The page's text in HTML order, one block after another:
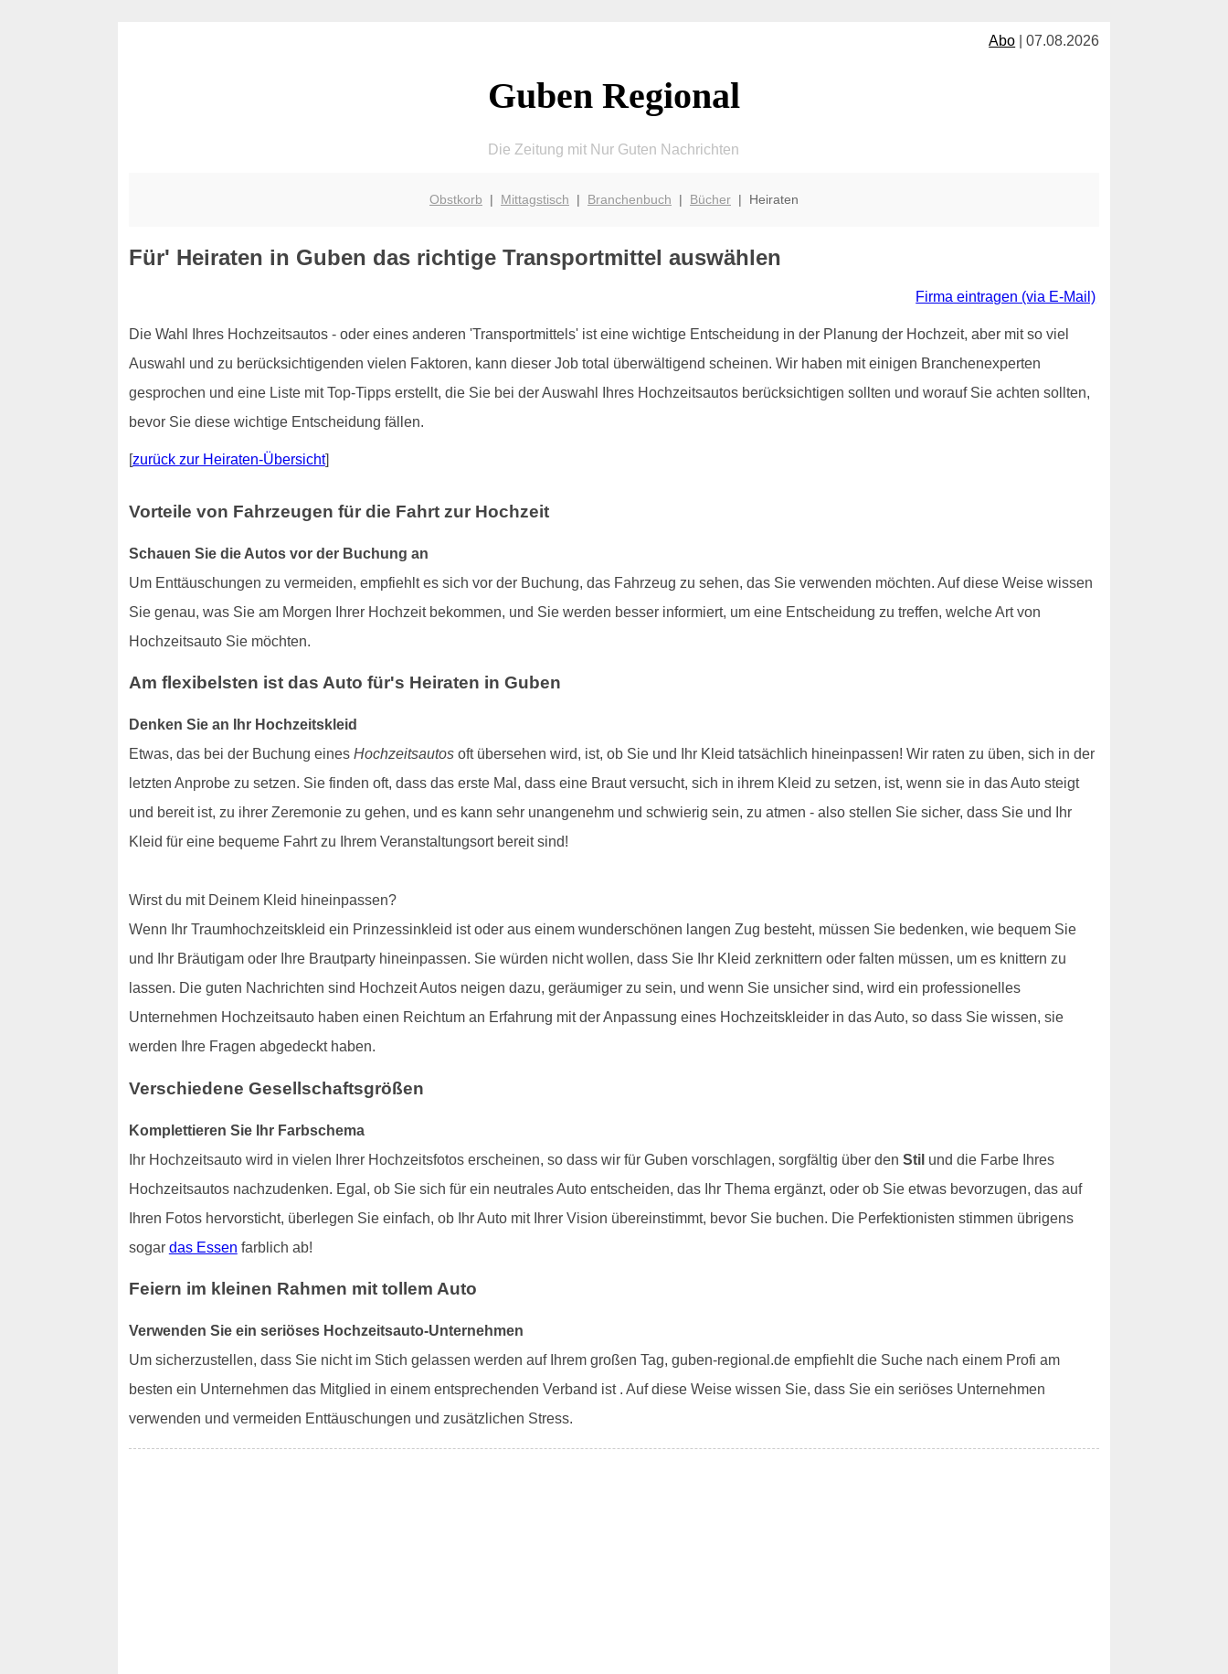
Abo | 07.08.2026
Guben Regional
Die Zeitung mit Nur Guten Nachrichten
Obstkorb | Mittagstisch | Branchenbuch | Bücher| Heiraten
Für' Heiraten in Guben das richtige Transportmittel auswählen
Firma eintragen (via E-Mail)
Die Wahl Ihres Hochzeitsautos - oder eines anderen 'Transportmittels' ist eine wichtige Entscheidung in der Planung der Hochzeit, aber mit so viel
Auswahl und zu berücksichtigenden vielen Faktoren, kann dieser Job total überwältigend scheinen. Wir haben mit einigen Branchenexperten
gesprochen und eine Liste mit Top-Tipps erstellt, die Sie bei der Auswahl Ihres Hochzeitsautos berücksichtigen sollten und worauf Sie achten sollten,
bevor Sie diese wichtige Entscheidung fällen.
[zurück zur Heiraten-Übersicht]
Vorteile von Fahrzeugen für die Fahrt zur Hochzeit
Schauen Sie die Autos vor der Buchung an
Um Enttäuschungen zu vermeiden, empfiehlt es sich vor der Buchung, das Fahrzeug zu sehen, das Sie verwenden möchten. Auf diese Weise wissen
Sie genau, was Sie am Morgen Ihrer Hochzeit bekommen, und Sie werden besser informiert, um eine Entscheidung zu treffen, welche Art von
Hochzeitsauto Sie möchten.
Am flexibelsten ist das Auto für's Heiraten in Guben
Denken Sie an Ihr Hochzeitskleid
Etwas, das bei der Buchung eines Hochzeitsautosoft übersehen wird, ist, ob Sie und Ihr Kleid tatsächlich hineinpassen! Wir raten zu üben, sich in der
letzten Anprobe zu setzen. Sie finden oft, dass das erste Mal, dass eine Braut versucht, sich in ihrem Kleid zu setzen, ist, wenn sie in das Auto steigt
und bereit ist, zu ihrer Zeremonie zu gehen, und es kann sehr unangenehm und schwierig sein, zu atmen - also stellen Sie sicher, dass Sie und Ihr
Kleid für eine bequeme Fahrt zu Ihrem Veranstaltungsort bereit sind!
Wirst du mit Deinem Kleid hineinpassen?
Wenn Ihr Traumhochzeitskleid ein Prinzessinkleid ist oder aus einem wunderschönen langen Zug besteht, müssen Sie bedenken, wie bequem Sie
und Ihr Bräutigam oder Ihre Brautparty hineinpassen. Sie würden nicht wollen, dass Sie Ihr Kleid zerknittern oder falten müssen, um es knittern zu
lassen. Die guten Nachrichten sind Hochzeit Autos neigen dazu, geräumiger zu sein, und wenn Sie unsicher sind, wird ein professionelles
Unternehmen Hochzeitsauto haben einen Reichtum an Erfahrung mit der Anpassung eines Hochzeitskleider in das Auto, so dass Sie wissen, sie
werden Ihre Fragen abgedeckt haben.
Verschiedene Gesellschaftsgrößen
Komplettieren Sie Ihr Farbschema
Ihr Hochzeitsauto wird in vielen Ihrer Hochzeitsfotos erscheinen, so dass wir für Guben vorschlagen, sorgfältig über den Stil und die Farbe Ihres
Hochzeitsautos nachzudenken. Egal, ob Sie sich für ein neutrales Auto entscheiden, das Ihr Thema ergänzt, oder ob Sie etwas bevorzugen, das auf
Ihren Fotos hervorsticht, überlegen Sie einfach, ob Ihr Auto mit Ihrer Vision übereinstimmt, bevor Sie buchen. Die Perfektionisten stimmen übrigens
sogar das Essen farblich ab!
Feiern im kleinen Rahmen mit tollem Auto
Verwenden Sie ein seriöses Hochzeitsauto-Unternehmen
Um sicherzustellen, dass Sie nicht im Stich gelassen werden auf Ihrem großen Tag, guben-regional.de empfiehlt die Suche nach einem Profi am
besten ein Unternehmen das Mitglied in einem entsprechenden Verband ist . Auf diese Weise wissen Sie, dass Sie ein seriöses Unternehmen
verwenden und vermeiden Enttäuschungen und zusätzlichen Stress.